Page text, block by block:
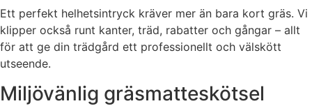
Ett perfekt helhetsintryck kräver mer än bara kort gräs. Vi
klipper också runt kanter, träd, rabatter och gångar – allt
för att ge din trädgård ett professionellt och välskött
utseende.
Miljövänlig gräsmatteskötsel